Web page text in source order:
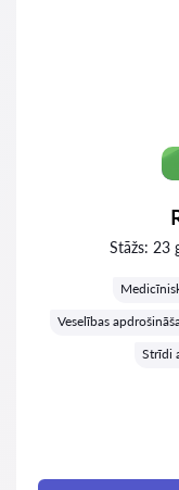
Stāžs: 23
Veselības
Strīdi